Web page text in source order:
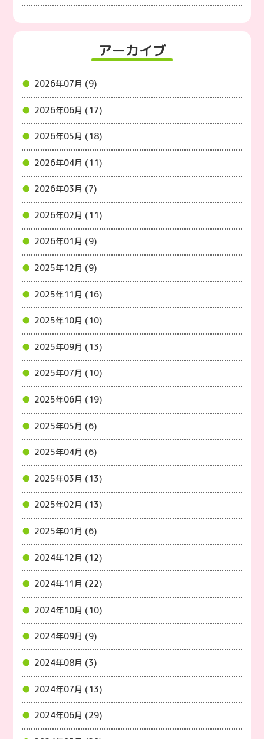
アーカイブ
2026年07月 (9)
2026年06月 (17)
2026年05月 (18)
2026年04月 (11)
2026年03月 (7)
2026年02月 (11)
2026年01月 (9)
2025年12月 (9)
2025年11月 (16)
2025年10月 (10)
2025年09月 (13)
2025年07月 (10)
2025年06月 (19)
2025年05月 (6)
2025年04月 (6)
2025年03月 (13)
2025年02月 (13)
2025年01月 (6)
2024年12月 (12)
2024年11月 (22)
2024年10月 (10)
2024年09月 (9)
2024年08月 (3)
2024年07月 (13)
2024年06月 (29)